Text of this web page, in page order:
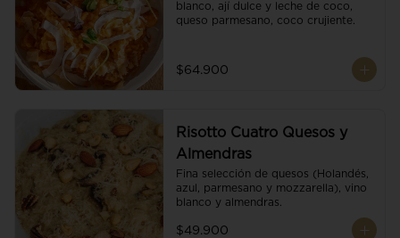
blanco, ají dulce y leche de coco,
queso parmesano, coco crujiente.
$64.900
Risotto Cuatro Quesos y
Almendras
Fina selección de quesos (Holandés,
azul, parmesano y mozzarella), vino
blanco y almendras.
$49.900